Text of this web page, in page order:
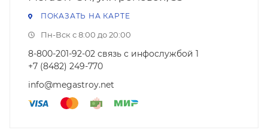
ПОКАЗАТЬ НА КАРТЕ
Пн-Вск с 8:00 до 20:00
8-800-201-92-02 связь с инфослужбой 1
+7 (8482) 249-770
info@megastroy.net